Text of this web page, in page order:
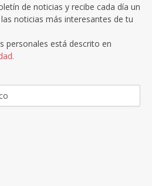
de noticias y recibe cada día un
noticias más interesantes de tu
personales está descrito en